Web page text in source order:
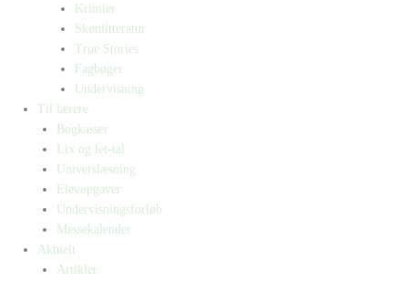
Krimier
Skønlitteratur
True Stories
Fagbøger
Undervisning
Til lærere
Bogkasser
Lix og let-tal
Universlæsning
Elevopgaver
Undervisningsforløb
Messekalender
Aktuelt
Artikler